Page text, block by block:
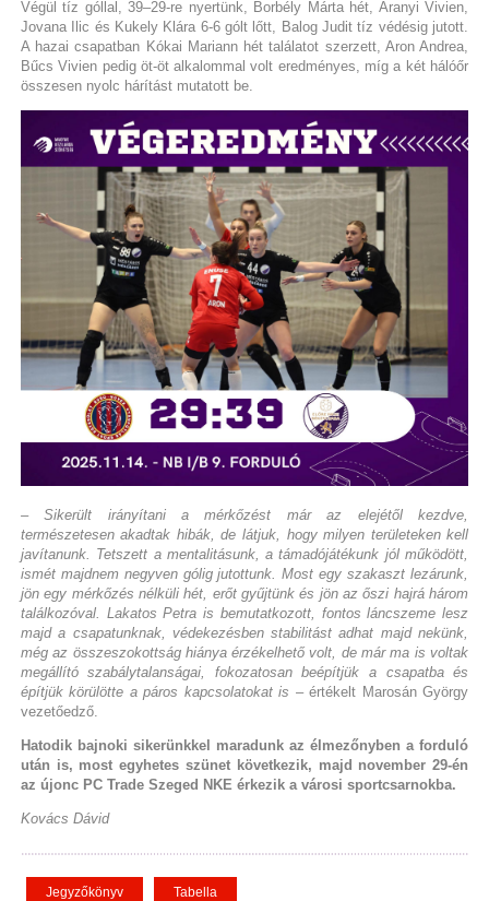
Végül tíz góllal, 39–29-re nyertünk, Borbély Márta hét, Aranyi Vivien,
Jovana Ilic és Kukely Klára 6-6 gólt lőtt, Balog Judit tíz védésig jutott.
A hazai csapatban Kókai Mariann hét találatot szerzett, Aron Andrea,
Bűcs Vivien pedig öt-öt alkalommal volt eredményes, míg a két hálóőr
összesen nyolc hárítást mutatott be.
– Sikerült irányítani a mérkőzést már az elejétől kezdve,
természetesen akadtak hibák, de látjuk, hogy milyen területeken kell
javítanunk. Tetszett a mentalitásunk, a támadójátékunk jól működött,
ismét majdnem negyven gólig jutottunk. Most egy szakaszt lezárunk,
jön egy mérkőzés nélküli hét, erőt gyűjtünk és jön az őszi hajrá három
találkozóval. Lakatos Petra is bemutatkozott, fontos láncszeme lesz
majd a csapatunknak, védekezésben stabilitást adhat majd nekünk,
még az összeszokottság hiánya érzékelhető volt, de már ma is voltak
megállító szabálytalanságai, fokozatosan beépítjük a csapatba és
építjük körülötte a páros kapcsolatokat is – értékelt Marosán György
vezetőedző.
Hatodik bajnoki sikerünkkel maradunk az élmezőnyben a forduló
után is, most egyhetes szünet következik, majd november 29-én
az újonc PC Trade Szeged NKE érkezik a városi sportcsarnokba.
Kovács Dávid
Jegyzőkönyv Tabella